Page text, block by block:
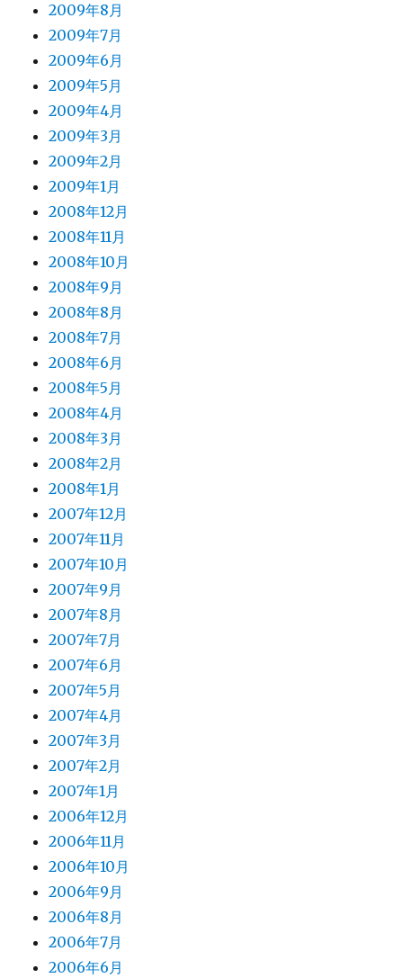
2009年8月
2009年7月
2009年6月
2009年5月
2009年4月
2009年3月
2009年2月
2009年1月
2008年12月
2008年11月
2008年10月
2008年9月
2008年8月
2008年7月
2008年6月
2008年5月
2008年4月
2008年3月
2008年2月
2008年1月
2007年12月
2007年11月
2007年10月
2007年9月
2007年8月
2007年7月
2007年6月
2007年5月
2007年4月
2007年3月
2007年2月
2007年1月
2006年12月
2006年11月
2006年10月
2006年9月
2006年8月
2006年7月
2006年6月